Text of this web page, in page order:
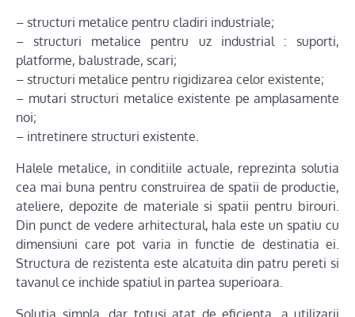
– structuri metalice pentru cladiri industriale;
– structuri metalice pentru uz industrial : suporti,
platforme, balustrade, scari;
– structuri metalice pentru rigidizarea celor existente;
– mutari structuri metalice existente pe amplasamente
noi;
– intretinere structuri existente.
Halele metalice, in conditiile actuale, reprezinta solutia
cea mai buna pentru construirea de spatii de productie,
ateliere, depozite de materiale si spatii pentru birouri.
Din punct de vedere arhitectural, hala este un spatiu cu
dimensiuni care pot varia in functie de destinatia ei.
Structura de rezistenta este alcatuita din patru pereti si
tavanul ce inchide spatiul in partea superioara.